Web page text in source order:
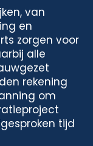
van
en
zorgen voor
alle
rekening
om
tijd